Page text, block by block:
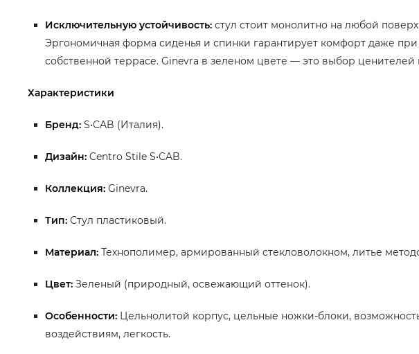
Исключительную устойчивость: стул стоит монолитно на любой
Эргономичная форма сиденья и спинки гарантирует комфорт даже
собственной террасе. Ginevra в зеленом цвете — это выбор
Характеристики
Бренд: S•CAB (Италия).
Дизайн: Centro Stile S•CAB.
Коллекция: Ginevra.
Тип: Стул пластиковый.
Материал: Технополимер, армированный стекловолокном, литье
Цвет: Зеленый (природный, освежающий оттенок).
Особенности: Цельнолитой корпус, цельные ножки-блоки,
воздействиям, легкость.